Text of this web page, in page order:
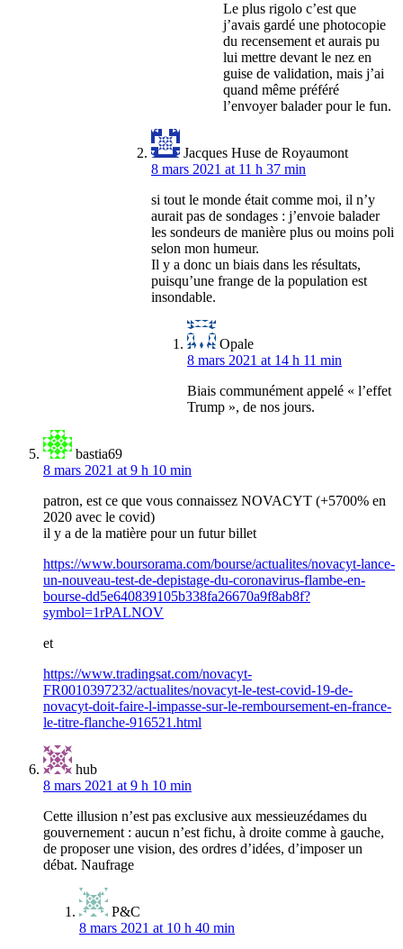
Le plus rigolo c’est que
j’avais gardé une photocopie
du recensement et aurais pu
lui mettre devant le nez en
guise de validation, mais j’ai
quand même préféré
l’envoyer balader pour le fun.
Jacques Huse de Royaumont
8 mars 2021 at 11 h 37 min
si tout le monde était comme moi, il n’y
aurait pas de sondages : j’envoie balader
les sondeurs de manière plus ou moins poli
selon mon humeur.
Il y a donc un biais dans les résultats,
puisqu’une frange de la population est
insondable.
Opale
8 mars 2021 at 14 h 11 min
Biais communément appelé « l’effet
Trump », de nos jours.
bastia69
8 mars 2021 at 9 h 10 min
patron, est ce que vous connaissez NOVACYT (+5700% en
2020 avec le covid)
il y a de la matière pour un futur billet
https://www.boursorama.com/bourse/actualites/novacyt-lance-
un-nouveau-test-de-depistage-du-coronavirus-flambe-en-
bourse-dd5e640839105b338fa26670a9f8ab8f?
symbol=1rPALNOV
et
https://www.tradingsat.com/novacyt-
FR0010397232/actualites/novacyt-le-test-covid-19-de-
novacyt-doit-faire-l-impasse-sur-le-remboursement-en-france-
le-titre-flanche-916521.html
hub
8 mars 2021 at 9 h 10 min
Cette illusion n’est pas exclusive aux messieuzédames du
gouvernement : aucun n’est fichu, à droite comme à gauche,
de proposer une vision, des ordres d’idées, d’imposer un
débat. Naufrage
P&C
8 mars 2021 at 10 h 40 min